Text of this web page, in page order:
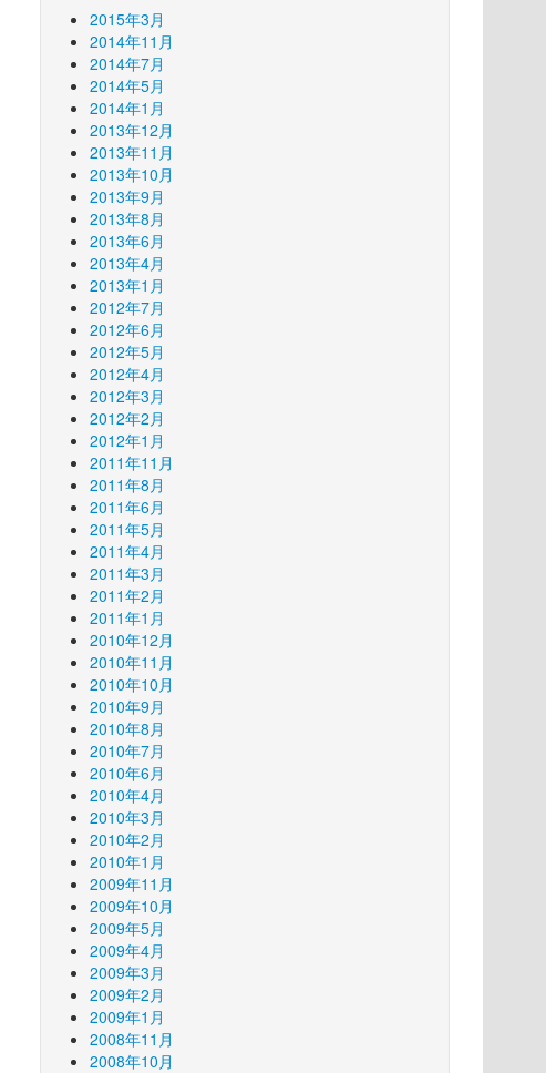
2015年3月
2014年11月
2014年7月
2014年5月
2014年1月
2013年12月
2013年11月
2013年10月
2013年9月
2013年8月
2013年6月
2013年4月
2013年1月
2012年7月
2012年6月
2012年5月
2012年4月
2012年3月
2012年2月
2012年1月
2011年11月
2011年8月
2011年6月
2011年5月
2011年4月
2011年3月
2011年2月
2011年1月
2010年12月
2010年11月
2010年10月
2010年9月
2010年8月
2010年7月
2010年6月
2010年4月
2010年3月
2010年2月
2010年1月
2009年11月
2009年10月
2009年5月
2009年4月
2009年3月
2009年2月
2009年1月
2008年11月
2008年10月